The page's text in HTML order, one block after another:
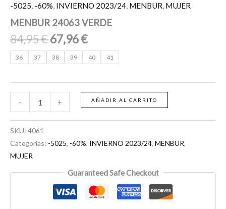
-5025, -60%, INVIERNO 2023/24, MENBUR, MUJER
MENBUR 24063 VERDE
84,95€67,96€
36 37 38 39 40 41
- + AÑADIR AL CARRITO
SKU: 4061
Categorías: -5025, -60%, INVIERNO 2023/24, MENBUR,
MUJER
Guaranteed Safe Checkout